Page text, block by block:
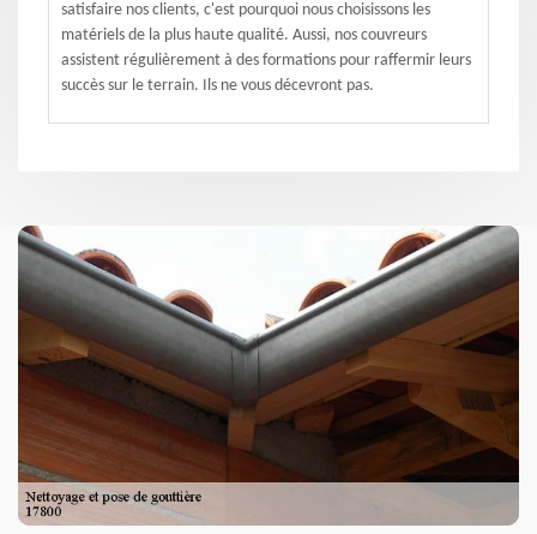
satisfaire nos clients, c'est pourquoi nous choisissons les
matériels de la plus haute qualité. Aussi, nos couvreurs
assistent régulièrement à des formations pour raffermir leurs
succès sur le terrain. Ils ne vous décevront pas.